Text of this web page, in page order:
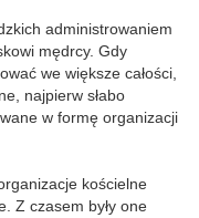
administrowaniem
mędrcy. Gdy
we większe całości,
najpierw słabo
w formę organizacji
kościelne
Z czasem były one